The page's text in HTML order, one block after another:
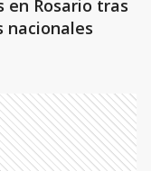
en Rosario tras
nacionales